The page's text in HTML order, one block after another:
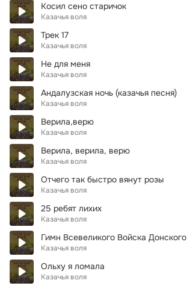
Косил сено старичок
Казачья воля
Трек 17
Казачья воля
Не для меня
Казачья воля
Андалузская ночь (казачья песня)
Казачья воля
Верила,верю
Казачья воля
Верила, верила, верю
Казачья воля
Отчего так быстро вянут розы
Казачья воля
25 ребят лихих
Казачья воля
Гимн Всевеликого Войска Донского
Казачья воля
Ольху я ломала
Казачья воля